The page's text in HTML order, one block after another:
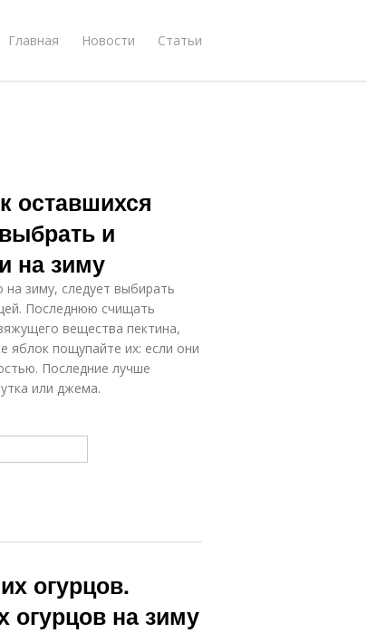
Главная Новости Статьи
оставшихся
и
на зиму
зиму, следует выбирать
Последнюю счищать
вещества пектина,
яблок пощупайте их: если они
Последние лучше
или джема.
огурцов.
огурцов на зиму